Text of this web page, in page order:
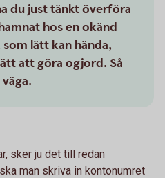
du just tänkt överföra
hos en okänd
lätt kan hända,
att göra ogjord. Så
sker ju det till redan
man skriva in kontonumret